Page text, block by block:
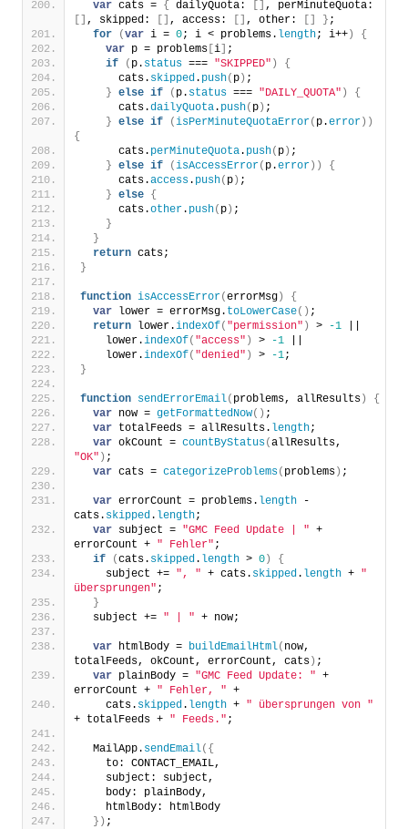
var cats = { dailyQuota:
, skipped: , access: , other: } ;
for
(var i = 0; i < problems. length; i++ )
{
var p = problems i
;
if
( p. status === "SKIPPED" )
{
      cats.
skipped. push( p ) ;
} else if ( p. status === "DAILY_QUOTA" )
{
      cats.
dailyQuota. push( p ) ;
} else if (isPerMinuteQuotaError( p.error ) )
{
      cats.
perMinuteQuota. push( p ) ;
} else if (isAccessError( p.error ) )
{
      cats.
access. push( p ) ;
} else {
      cats.
other. push( p ) ;
}
}
return cats;
}
function isAccessError(errorMsg )
{
var lower = errorMsg. toLowerCase( ) ;
return lower.indexOf( "permission" ) > -1
    lower.
indexOf( "access" ) > -1
    lower.
indexOf( "denied" ) > -1;
}
function sendErrorEmail( problems, allResults )
{
var now = getFormattedNow( ) ;
var totalFeeds = allResults. length;
var okCount = countByStatus(
"OK" ) ;
var cats = categorizeProblems( problems ) ;
var errorCount = problems. length -
cats. skipped. length;
var subject = "GMC Feed Update | " +
errorCount + " Fehler" ;
if
(cats. skipped. length > 0 )
{
    subject +=
", " + cats. skipped. length + "
übersprungen" ;
}
  subject +=
" | " + now;
var htmlBody = buildEmailHtml( now,
totalFeeds, okCount, errorCount, cats ) ;
var plainBody = "GMC Feed Update: " +
errorCount + " Fehler, " +
    cats.
skipped. length + " übersprungen von "
+ totalFeeds + " Feeds." ;
  MailApp.
sendEmail( {
    to: CONTACT_EMAIL,
    subject: subject,
    body: plainBody,
    htmlBody: htmlBody
} ) ;